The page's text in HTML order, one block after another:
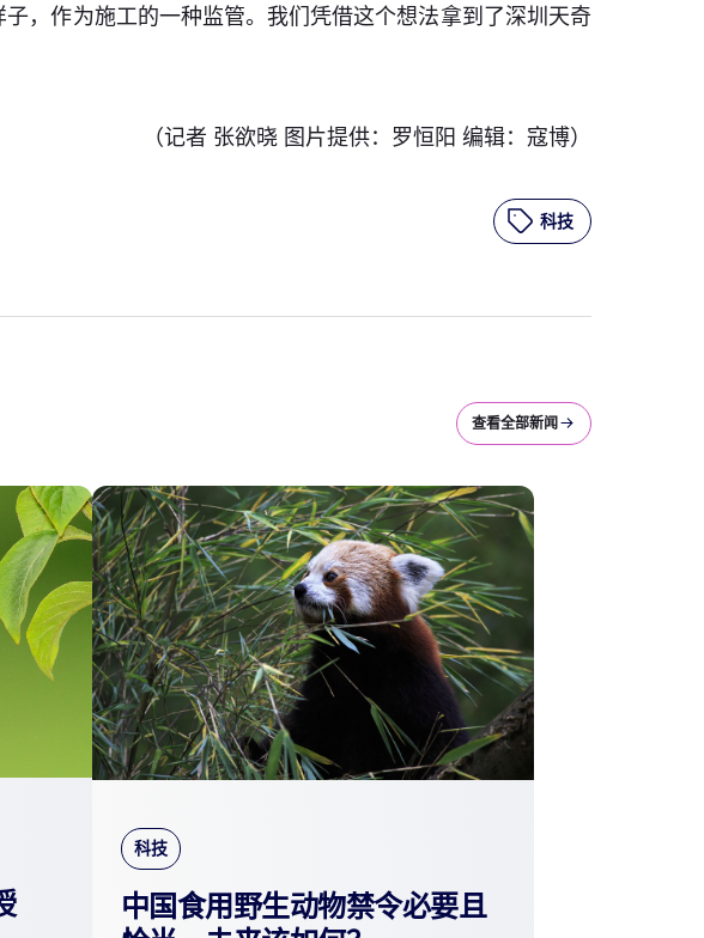
，作为施工的一种监管。我们凭借这个想法拿到了深圳天奇
（记者 张欲晓 图片提供：罗恒阳 编辑：寇博）
科技
查看全部新闻
科技
中国食用野生动物禁令必要且